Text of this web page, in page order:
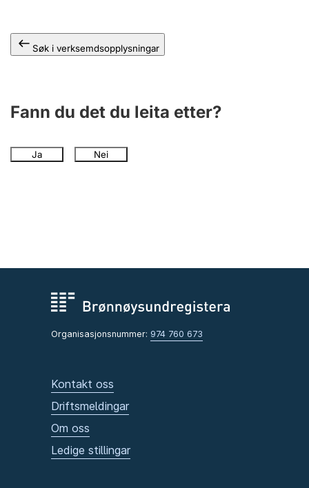
Søk i verksemdsopplysningar
Fann du det du leita etter?
Ja Nei
Organisasjonsnummer: 974 760 673
Kontakt oss
Driftsmeldingar
Om oss
Ledige stillingar